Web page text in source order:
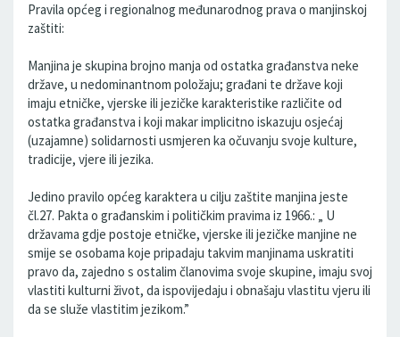
Pravila općeg i regionalnog međunarodnog prava o manjinskoj
zaštiti:
Manjina je skupina brojno manja od ostatka građanstva neke
države, u nedominantnom položaju; građani te države koji
imaju etničke, vjerske ili jezičke karakteristike različite od
ostatka građanstva i koji makar implicitno iskazuju osjećaj
(uzajamne) solidarnosti usmjeren ka očuvanju svoje kulture,
tradicije, vjere ili jezika.
Jedino pravilo općeg karaktera u cilju zaštite manjina jeste
čl.27. Pakta o građanskim i političkim pravima iz 1966.: „ U
državama gdje postoje etničke, vjerske ili jezičke manjine ne
smije se osobama koje pripadaju takvim manjinama uskratiti
pravo da, zajedno s ostalim članovima svoje skupine, imaju svoj
vlastiti kulturni život, da ispovijedaju i obnašaju vlastitu vjeru ili
da se služe vlastitim jezikom.”